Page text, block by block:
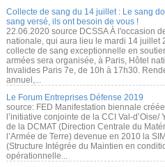
Collecte de sang du 14 juillet : Le sang
sang versé, ils ont besoin de vous !
22.06.2020 source DCSSA À l'occasion
nationale, qui aura lieu le mardi 14 juillet
collecte de sang exceptionnelle en
armées sera organisée, à Paris, Hôtel
Invalides Paris 7e, de 10h à 17h30.
annuel,...
Le Forum Entreprises Défense 2019
source: FED Manifestation biennale
l’initiative conjointe de la CCI Val-d’Oise/
de la DCMAT (Direction Centrale du
l’Armée de Terre) devenue en 2010 la
(Structure Intégrée du Maintien en
opérationnelle...